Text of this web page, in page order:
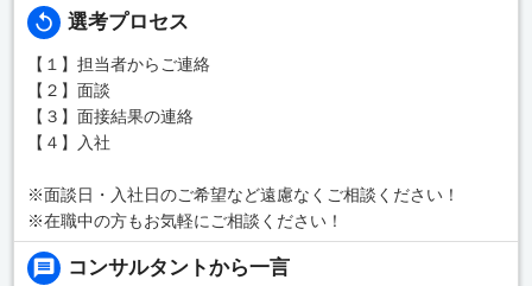
選考プロセス
【１】担当者からご連絡
【２】面談
【３】面接結果の連絡
【４】入社
※面談日・入社日のご希望など遠慮なくご相談ください！
※在職中の方もお気軽にご相談ください！
コンサルタントから一言